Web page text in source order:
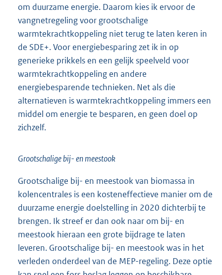
om duurzame energie. Daarom kies ik ervoor de
vangnetregeling voor grootschalige
warmtekrachtkoppeling niet terug te laten keren in
de SDE+. Voor energiebesparing zet ik in op
generieke prikkels en een gelijk speelveld voor
warmtekrachtkoppeling en andere
energiebesparende technieken. Net als die
alternatieven is warmtekrachtkoppeling immers een
middel om energie te besparen, en geen doel op
zichzelf.
Grootschalige bij- en meestook
Grootschalige bij- en meestook van biomassa in
kolencentrales is een kosteneffectieve manier om de
duurzame energie doelstelling in 2020 dichterbij te
brengen. Ik streef er dan ook naar om bij- en
meestook hieraan een grote bijdrage te laten
leveren. Grootschalige bij- en meestook was in het
verleden onderdeel van de MEP-regeling. Deze optie